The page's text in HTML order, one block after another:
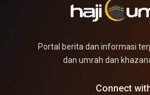
Portal berita dan informasi
dan umrah dan
Connect